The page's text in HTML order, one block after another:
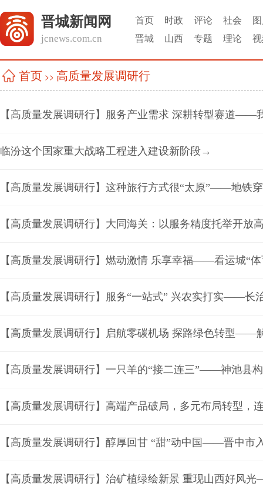
晋城新闻网
jcnews.com.cn
首页 时政 评论 社会
晋城
山西 专题 理论
首页 >> 高质量发展调研行
临汾这个国家重大战略工程进入建设新阶段→
【高质量发展调研行】这种旅行方式很“太原”——地铁
【高质量发展调研行】大同海关：以服务精度托举开放
【高质量发展调研行】燃动激情 乐享幸福——看运城“
【高质量发展调研行】一只羊的“接二连三”——神池县
【高质量发展调研行】醇厚回甘 “甜”动中国——晋中市